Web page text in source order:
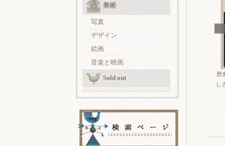
美術
写真
デザイン
絵画
音楽と映画
Sold out
歴
し